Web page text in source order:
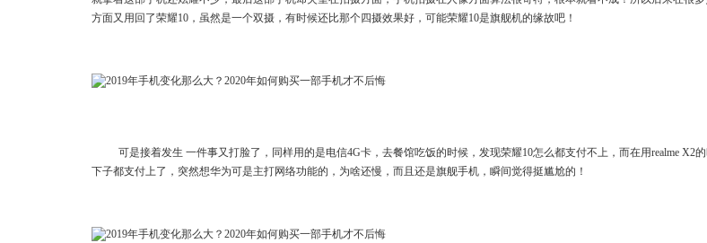
方面又用回了荣耀10，虽然是一个双摄，有时候还比那个四摄效果好，可能荣耀10是旗舰机的缘故吧！
可是接着发生 一件事又打脸了，同样用的是电信4G卡，去餐馆吃饭的时候，发现荣耀10怎么都支付不上，而在用realme X2
下子都支付上了，突然想华为可是主打网络功能的，为啥还慢，而且还是旗舰手机，瞬间觉得挺尴尬的！